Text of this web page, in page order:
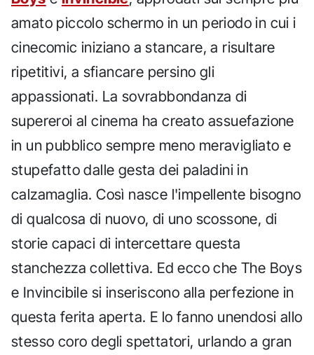
amato piccolo schermo in un periodo in cui i
cinecomic iniziano a stancare, a risultare
ripetitivi, a sfiancare persino gli
appassionati. La sovrabbondanza di
supereroi al cinema ha creato assuefazione
in un pubblico sempre meno meravigliato e
stupefatto dalle gesta dei paladini in
calzamaglia. Così nasce l'impellente bisogno
di qualcosa di nuovo, di uno scossone, di
storie capaci di intercettare questa
stanchezza collettiva. Ed ecco che The Boys
e Invincibile si inseriscono alla perfezione in
questa ferita aperta. E lo fanno unendosi allo
stesso coro degli spettatori, urlando a gran